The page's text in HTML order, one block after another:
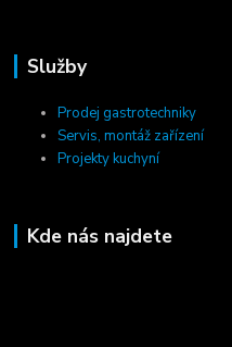
Služby
Prodej gastrotechniky
Servis, montáž zařízení
Projekty kuchyní
Kde nás najdete